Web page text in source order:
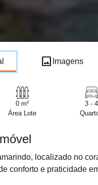
image Imagens
0 m²
Área Lote
3 - 4
localizado no
conforto e praticidade